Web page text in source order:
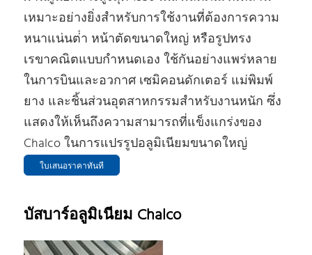
เหมาะอย่างยิ่งสําหรับการใช้งานที่ต้องการความ
หนาแน่นต่ํา หน้าตัดขนาดใหญ่ หรือรูปทรง
เรขาคณิตแบบกําหนดเอง ใช้กันอย่างแพร่หลาย
ในการบินและอวกาศ เซมิคอนดักเตอร์ แม่พิมพ์
ยาง และชิ้นส่วนอุตสาหกรรมสําหรับงานหนัก ซึ่ง
แสดงให้เห็นถึงความสามารถที่แข็งแกร่งของ
Chalco ในการแปรรูปอลูมิเนียมขนาดใหญ่
ใบเสนอราคาทันที
บัสบาร์อลูมิเนียม Chalco